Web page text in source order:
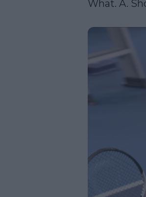
What. A.